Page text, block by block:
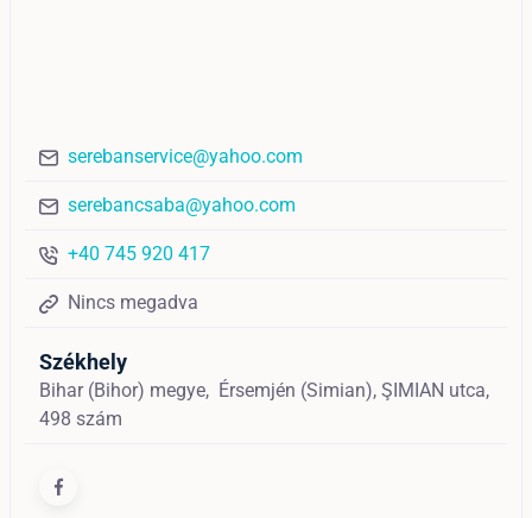
serebanservice@yahoo.com
serebancsaba@yahoo.com
+40 745 920 417
Nincs megadva
Székhely
Bihar (Bihor) megye, Érsemjén (Simian), ŞIMIAN utca,
498 szám